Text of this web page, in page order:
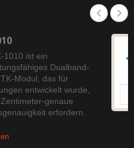
1010 ist ein
Dualband-
Modul, das für
entwickelt wurde,
genaue
erfordern.